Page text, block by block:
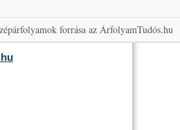
forrása az ÁrfolyamTudós.hu